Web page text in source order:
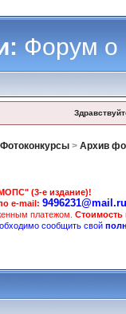
Форум о
Фотоконкурсы> Архив
(3-е издание)!
e-mail: 9496231@mail.ru
платежом. Стоимость
сообщить свой